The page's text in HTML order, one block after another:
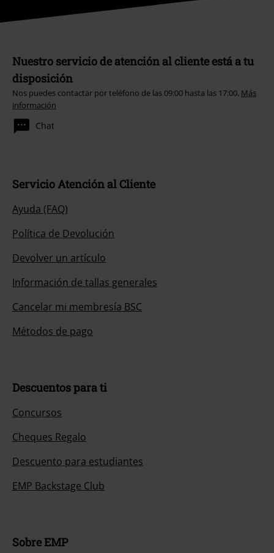
Nuestro servicio de atención al cliente está a tu
disposición
Nos puedes contactar por teléfono de las 09:00 hasta las 17:00. Más
información
Chat
Servicio Atención al Cliente
Ayuda (FAQ)
Política de Devolución
Devolver un artículo
Información de tallas generales
Cancelar mi membresía BSC
Métodos de pago
Descuentos para ti
Concursos
Cheques Regalo
Descuento para estudiantes
EMP Backstage Club
Sobre EMP